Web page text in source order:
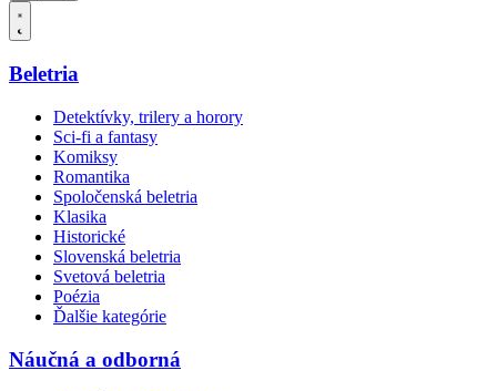
Beletria
Detektívky, trilery a horory
Sci-fi a fantasy
Komiksy
Romantika
Spoločenská beletria
Klasika
Historické
Slovenská beletria
Svetová beletria
Poézia
Ďalšie kategórie
Náučná a odborná